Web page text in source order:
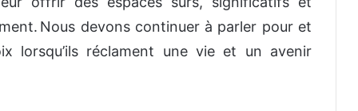
Nous devons continuer à parler pour et
lorsqu’ils réclament une vie et un avenir